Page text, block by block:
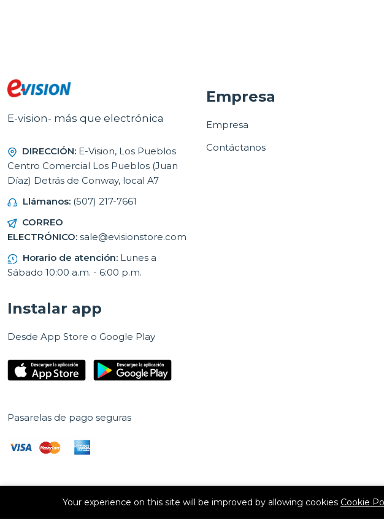
E-vision- más que electrónica
DIRECCIÓN: E-Vision, Los Pueblos
Centro Comercial Los Pueblos (Juan
Díaz) Detrás de Conway, local A7
Llámanos: (507) 217-7661
CORREO
ELECTRÓNICO: sale@evisionstore.com
Horario de atención: Lunes a
Sábado 10:00 a.m. - 6:00 p.m.
Empresa
Empresa
Contáctanos
Instalar app
Desde App Store o Google Play
Pasarelas de pago seguras
Your experience on this site will be improved by allowing cookies Cookie